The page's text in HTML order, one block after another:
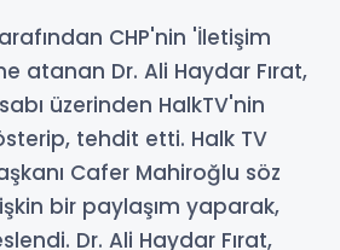
CHP'nin 'İletişim
atanan Dr. Ali Haydar Fırat,
üzerinden HalkTV'nin
tehdit etti. Halk TV
Cafer Mahiroğlu söz
bir paylaşım yaparak,
Dr. Ali Haydar Fırat,